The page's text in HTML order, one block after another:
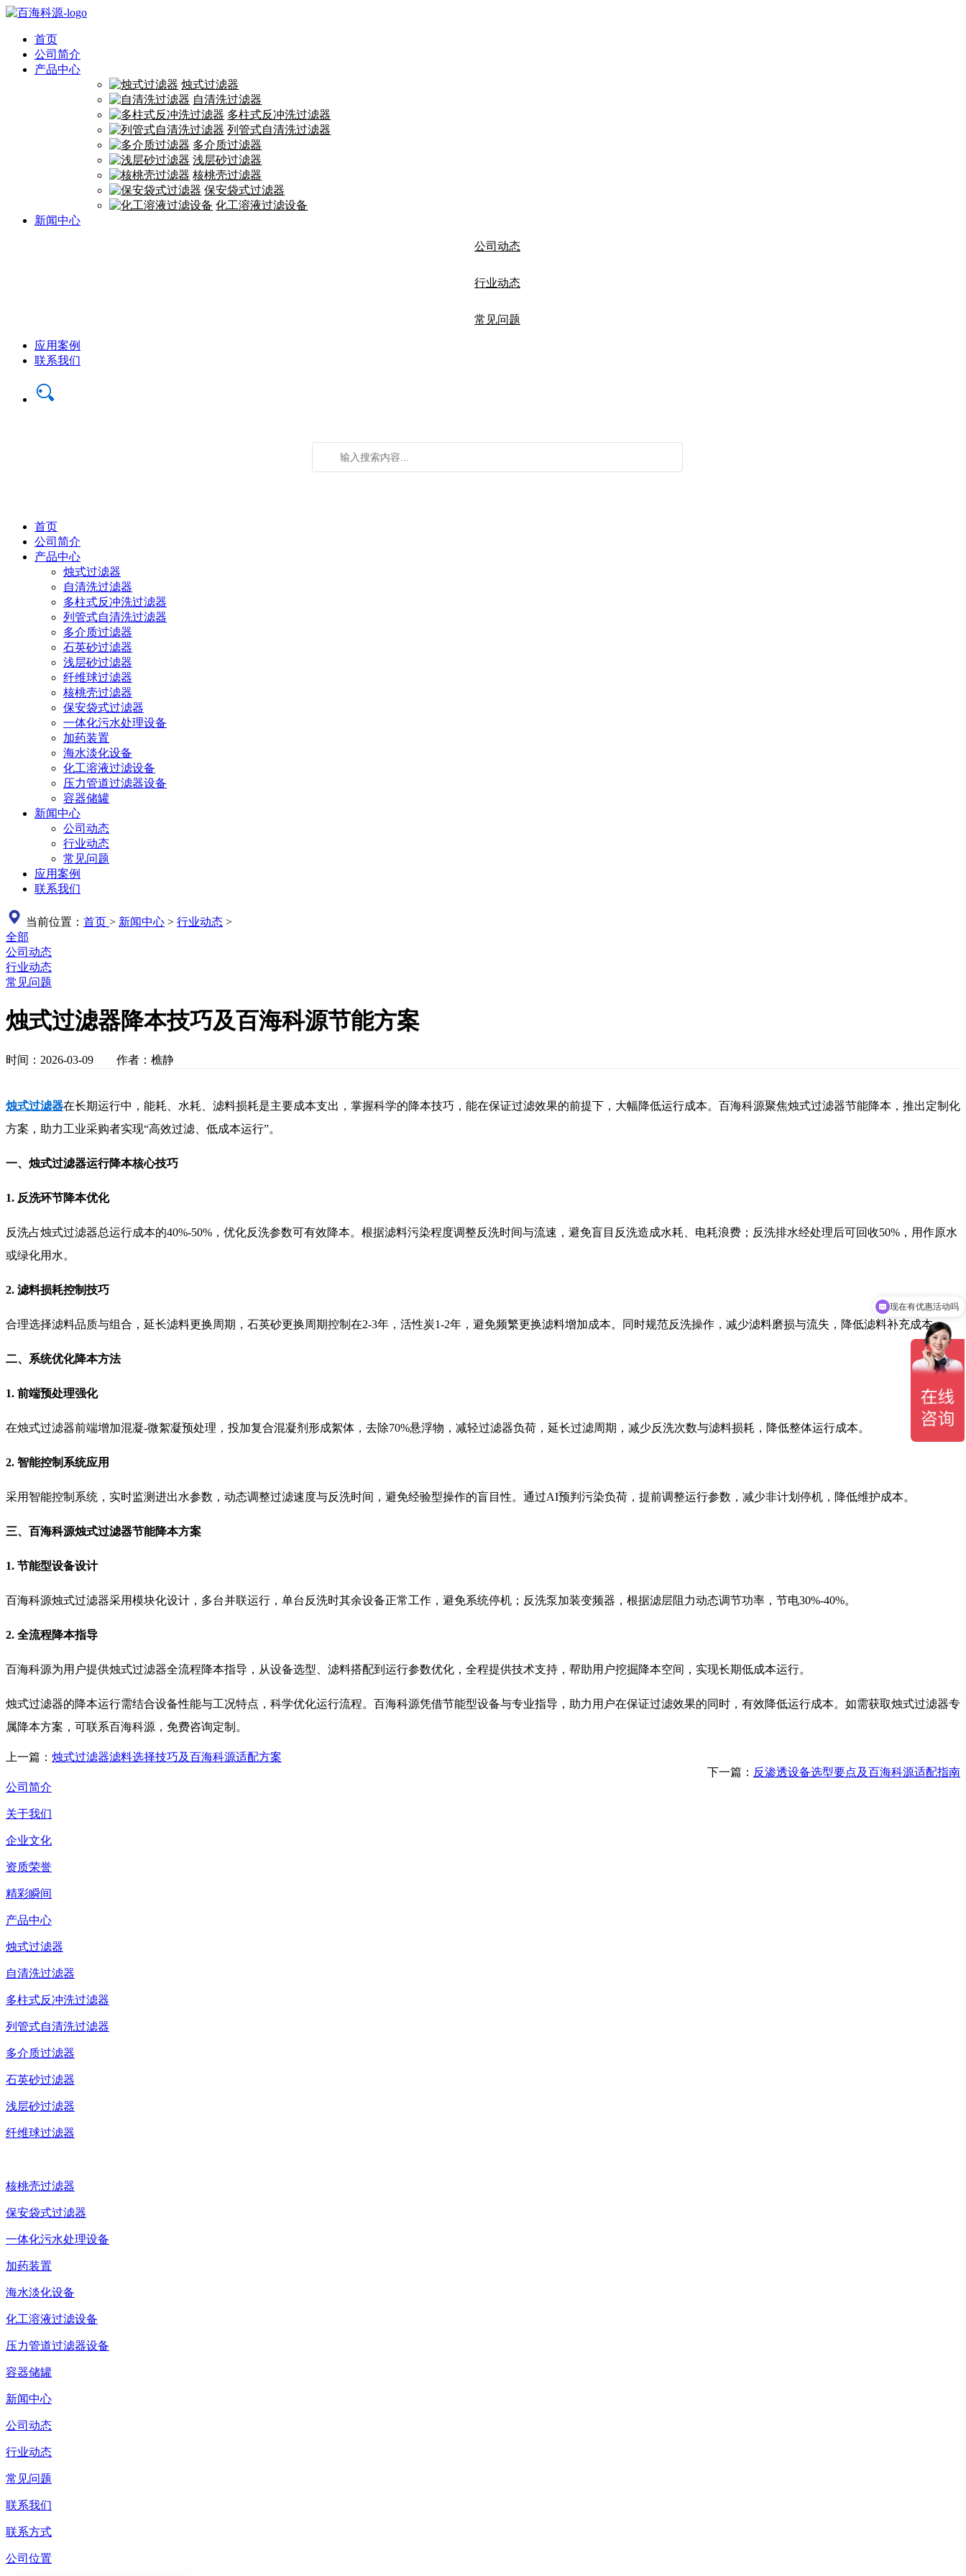
首页
公司简介
产品中心
烛式过滤器
自清洗过滤器
多柱式反冲洗过滤器
列管式自清洗过滤器
多介质过滤器
浅层砂过滤器
核桃壳过滤器
保安袋式过滤器
化工溶液过滤设备
新闻中心
公司动态
行业动态
常见问题
应用案例
联系我们
首页
公司简介
产品中心
烛式过滤器
自清洗过滤器
多柱式反冲洗过滤器
列管式自清洗过滤器
多介质过滤器
石英砂过滤器
浅层砂过滤器
纤维球过滤器
核桃壳过滤器
保安袋式过滤器
一体化污水处理设备
加药装置
海水淡化设备
化工溶液过滤设备
压力管道过滤器设备
容器储罐
新闻中心
公司动态
行业动态
常见问题
应用案例
联系我们
当前位置： 首页 > 新闻中心 > 行业动态 >
全部
公司动态
行业动态
常见问题
烛式过滤器降本技巧及百海科源节能方案
时间：2026-03-09 作者：樵静
烛式过滤器在长期运行中，能耗、水耗、滤料损耗是主要成本支出，掌握科学的降本技巧，能在保证过滤效果的前提下，大幅降低运行成本。百海科源聚焦烛式过滤器节能降本，推出定制化
方案，助力工业采购者实现“高效过滤、低成本运行”。
一、烛式过滤器运行降本核心技巧
1. 反洗环节降本优化
反洗占烛式过滤器总运行成本的40%-50%，优化反洗参数可有效降本。根据滤料污染程度调整反洗时间与流速，避免盲目反洗造成水耗、电耗浪费；反洗排水经处理后可回收50%，用作原水
或绿化用水。
2. 滤料损耗控制技巧
合理选择滤料品质与组合，延长滤料更换周期，石英砂更换周期控制在2-3年，活性炭1-2年，避免频繁更换滤料增加成本。同时规范反洗操作，减少滤料磨损与流失，降低滤料补充成本。
二、系统优化降本方法
1. 前端预处理强化
在烛式过滤器前端增加混凝-微絮凝预处理，投加复合混凝剂形成絮体，去除70%悬浮物，减轻过滤器负荷，延长过滤周期，减少反洗次数与滤料损耗，降低整体运行成本。
2. 智能控制系统应用
采用智能控制系统，实时监测进出水参数，动态调整过滤速度与反洗时间，避免经验型操作的盲目性。通过AI预判污染负荷，提前调整运行参数，减少非计划停机，降低维护成本。
三、百海科源烛式过滤器节能降本方案
1. 节能型设备设计
百海科源烛式过滤器采用模块化设计，多台并联运行，单台反洗时其余设备正常工作，避免系统停机；反洗泵加装变频器，根据滤层阻力动态调节功率，节电30%-40%。
2. 全流程降本指导
百海科源为用户提供烛式过滤器全流程降本指导，从设备选型、滤料搭配到运行参数优化，全程提供技术支持，帮助用户挖掘降本空间，实现长期低成本运行。
烛式过滤器的降本运行需结合设备性能与工况特点，科学优化运行流程。百海科源凭借节能型设备与专业指导，助力用户在保证过滤效果的同时，有效降低运行成本。如需获取烛式过滤器专
属降本方案，可联系百海科源，免费咨询定制。
上一篇： 烛式过滤器滤料选择技巧及百海科源适配方案
下一篇： 反渗透设备选型要点及百海科源适配指南
公司简介
关于我们
企业文化
资质荣誉
精彩瞬间
产品中心
烛式过滤器
自清洗过滤器
多柱式反冲洗过滤器
列管式自清洗过滤器
多介质过滤器
石英砂过滤器
浅层砂过滤器
纤维球过滤器
核桃壳过滤器
保安袋式过滤器
一体化污水处理设备
加药装置
海水淡化设备
化工溶液过滤设备
压力管道过滤器设备
容器储罐
新闻中心
公司动态
行业动态
常见问题
联系我们
联系方式
公司位置
现在有优惠活动吗